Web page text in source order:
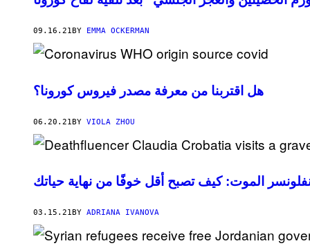
09.16.21 BY EMMA OCKERMAN
هل اقتربنا من معرفة مصدر فيروس كورونا؟
06.20.21BY VIOLA ZHOU
الموت: كيف تصبح أقل خوفًا من نهاية حياتك
03.15.21 BY ADRIANA IVANOVA